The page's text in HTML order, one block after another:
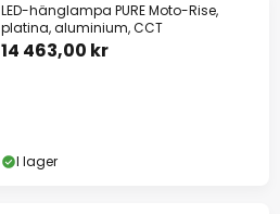
LED-hänglampa PURE Moto-Rise,
platina, aluminium, CCT
14 463,00 kr
I lager